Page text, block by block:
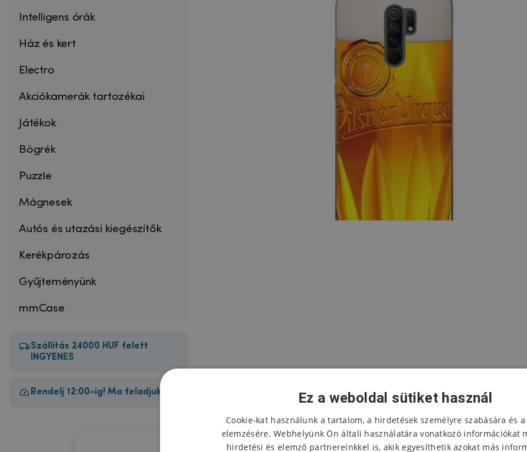
Intelligens órák
Ház és kert
Electro
Akciókamerák tartozékai
Játékok
Bögrék
Puzzle
Mágnesek
Autós és utazási kiegészítők
Kerékpározás
Gyűjteményünk
mmCase
Szállítás 24000 HUF felett
INGYENES
Rendelj 12:00-ig! Ma feladjuk! Ez a weboldal sütiket használ
Cookie-kat használunk a tartalom, a hirdetések személyre szabására és
elemzésére. Webhelyünk Ön általi használatára vonatkozó információkat
hirdetési és elemző partnereinkkel is, akik egyesíthetik azokat más